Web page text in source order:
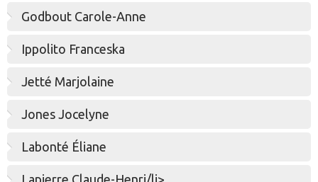
Godbout Carole-Anne
Ippolito Franceska
Jetté Marjolaine
Jones Jocelyne
Labonté Éliane
Lapierre Claude-Henri/li>